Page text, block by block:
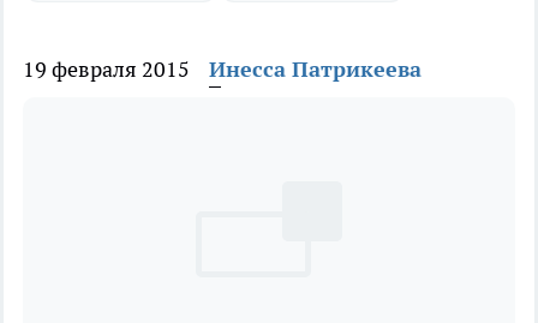
19 февраля 2015 Инесса Патрикеева